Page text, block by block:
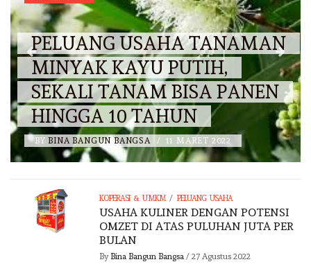
PELUANG USAHA TANAMAN
MINYAK KAYU PUTIH,
SEKALI TANAM BISA PANEN
HINGGA 10 TAHUN
BY BINA BANGUN BANGSA / 11 MARET 2022
KOPERASI & UMKM / PELUANG USAHA
USAHA KULINER DENGAN POTENSI
OMZET DI ATAS PULUHAN JUTA PER
BULAN
By Bina Bangun Bangsa/ 27 Agustus 2022